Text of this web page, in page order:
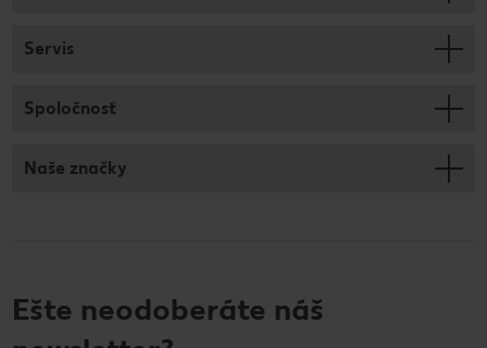
Servis
Spoločnosť
Naše značky
Ešte neodoberáte náš